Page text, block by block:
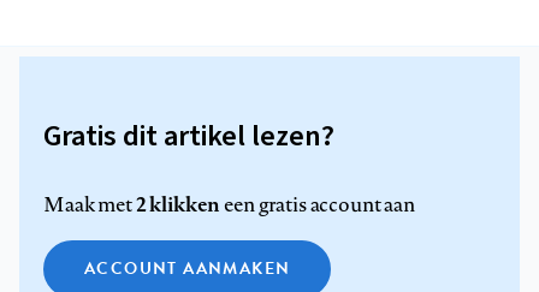
Gratis dit artikel lezen?
Maak met2 klikkeneen gratis account aan
ACCOUNT AANMAKEN